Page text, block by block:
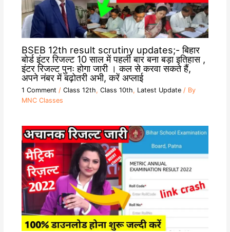
BSEB 12th result scrutiny updates;- बिहार
बोर्ड इंटर रिजल्ट 10 साल में पहली बार बना बड़ा इतिहास ,
इंटर रिजल्ट पुनः होगा जारी । कल से करवा सकते हैं,
अपने नंबर में बढ़ोतरी अभी, करें अप्लाई
1 Comment / Class 12th, Class 10th, Latest Update/ By
MNC Classes